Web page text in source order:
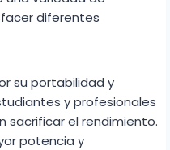
diferentes
su portabilidad y
y profesionales
sacrificar el rendimiento.
potencia y